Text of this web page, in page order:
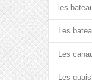
les
Les
Les
Les